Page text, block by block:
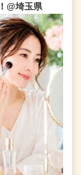
@埼玉県